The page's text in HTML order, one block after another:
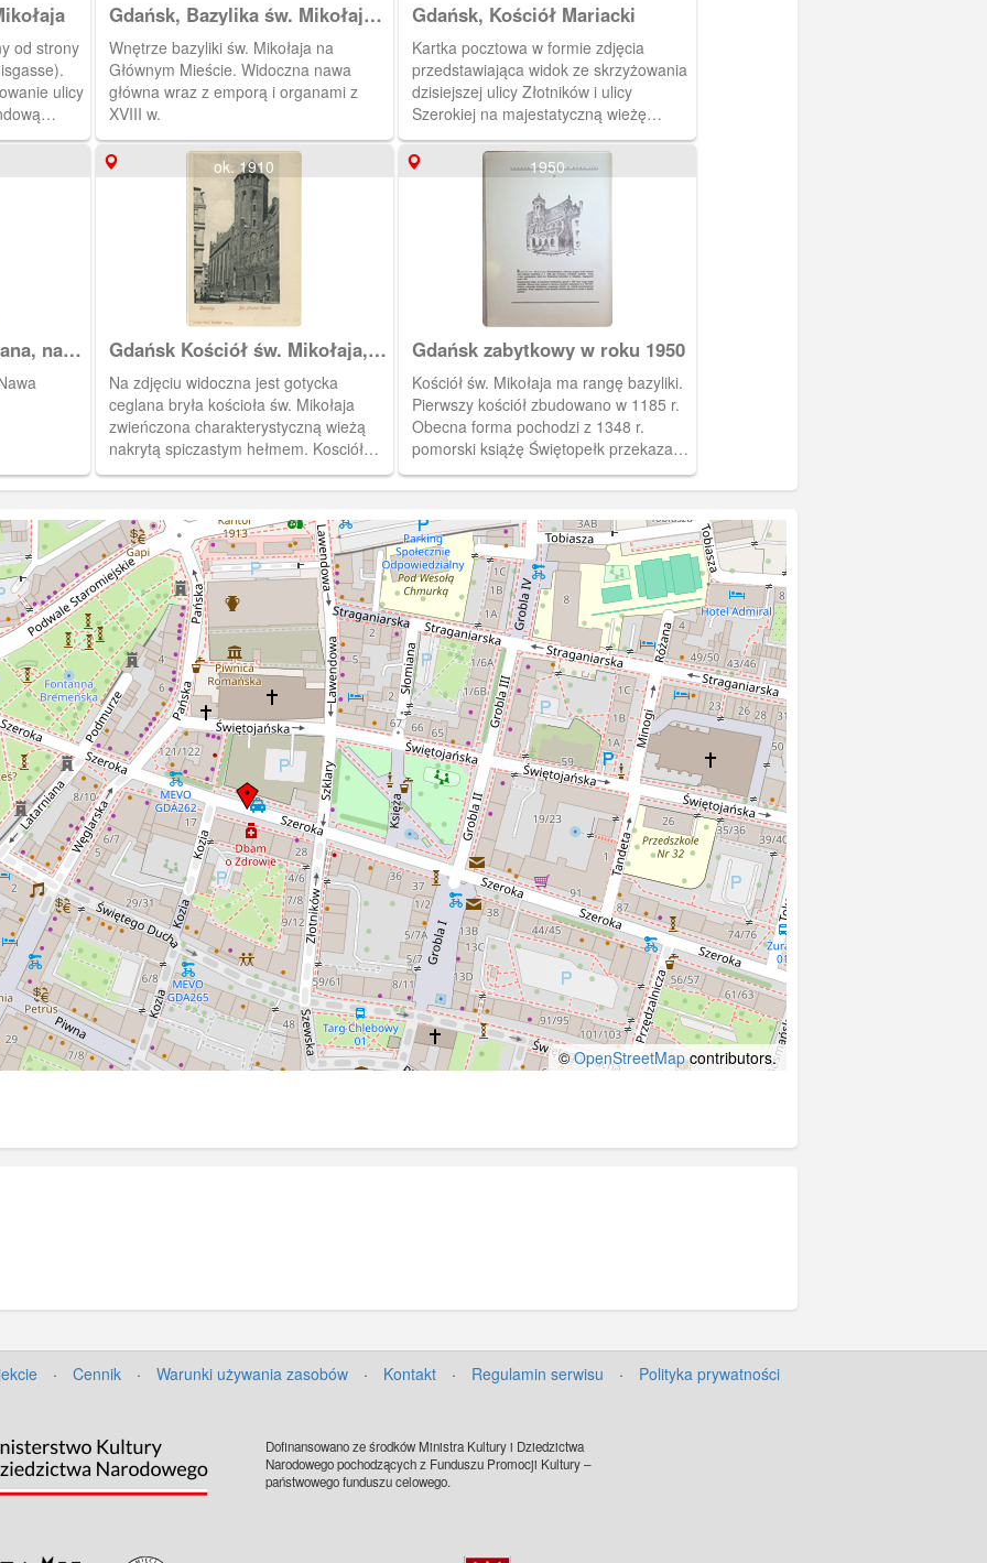
od strony
ulicy
w
a
konny) i
i skwer
i ulicą
Gdańsk, Bazylika św. Mikołaja
(Basilika von St. Nikolai in
Danzig)
Wnętrze bazyliki św. Mikołaja na
Głównym Mieście. Widoczna nawa
główna wraz z emporą i organami z
XVIII w.
Gdańsk, Kościół Mariacki
Kartka pocztowa w formie zdjęcia
przedstawiająca widok ze skrzyżowania
dzisiejszej ulicy Złotników i ulicy
Szerokiej na majestatyczną wieżę
kościoła Mariackiego.
nawa
ok. 1910
Gdańsk Kościół św. Mikołaja,
Danzig, Die Nicolai – Kirche
Na zdjęciu widoczna jest gotycka
ceglana bryła kościoła św. Mikołaja
zwieńczona charakterystyczną wieżą
nakrytą spiczastym hełmem. Kosciół
wznosi się na terenie Głównego Miasta,
w północnej pierzei ul. Świętojańskiej.
Budynków tworzących pierzeję
południową nie odbudowano po II
wojnie światowej. Gospodarzami
kościoła są dominikanie, którzy
posługiwali w Gdańsku od 1227 do
1833 r. Po raz drugi przybyli do
Gdańska po II wojnie światowej.
Pierwsze dwa nieistniejące kościoły
noszące to samo wezwanie wznosiły się
w miejscu klasztoru dominikanów, czyli
na północ od obecnego. Ten zaś
wzniesiono w początkach XIV w. (po
zniszczeniu XIII – wiecznego kościoła w
czasie brandenbursko – krzyżackich
walk o Gdańsk w 1308 r.).
1950
Gdańsk zabytkowy w roku 1950
Kościół św. Mikołaja ma rangę bazyliki.
Pierwszy kościół zbudowano w 1185 r.
Obecna forma pochodzi z 1348 r.
pomorski książę Świętopełk przekazał
kościół zakonowi oo. dominikanów 22
stycznia 1227 r.
©OpenStreetMapcontributors.
· Cennik · Warunki używania zasobów · Kontakt · Regulamin serwisu · Polityka prywatności
Dofinansowano ze środków Ministra Kultury i Dziedzictwa
Narodowego pochodzących z Funduszu Promocji Kultury –
państwowego funduszu celowego.